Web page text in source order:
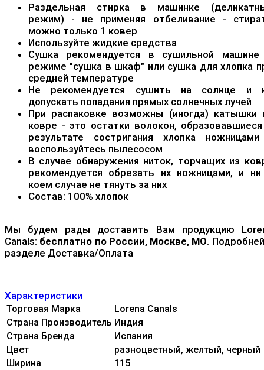
Раздельная стирка в машинке
режим) - не применяя отбеливание -
можно только 1 ковер
Используйте жидкие средства
Сушка рекомендуется в сушильной
режиме "сушка в шкаф" или сушка для хлопка
средней температуре
Не рекомендуется сушить на солнце и
допускать попадания прямых солнечных лучей
При распаковке возможны (иногда) катышки
ковре - это остатки волокон,
результате состригания хлопка
воспользуйтесь пылесосом
В случае обнаружения ниток, торчащих из
рекомендуется обрезать их ножницами, и
коем случае не тянуть за них
Состав: 100% хлопок
Мы будем рады доставить Вам продукцию
Canals: бесплатно по России, Москве, МО.
разделе Доставка/Оплата
Характеристики
Торговая Марка
Lorena Canals
Страна Производитель Индия
Страна Бренда
Испания
Цвет
разноцветный, желтый, черный
Ширина
115